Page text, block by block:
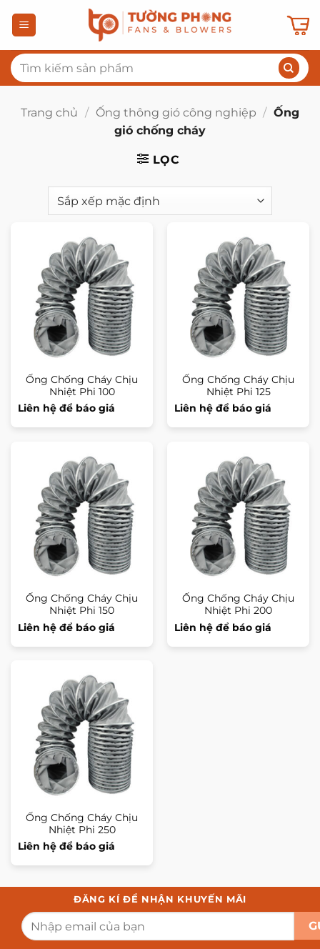
qua
dung
Tìm
kiếm:
Trang chủ / Ống thông gió công nghiệp / Ống
gió chống cháy
LỌC
Ống Chống Cháy Chịu
Nhiệt Phi 100
Liên hệ để báo giá
Ống Chống Cháy Chịu
Nhiệt Phi 125
Liên hệ để báo giá
Ống Chống Cháy Chịu
Nhiệt Phi 150
Liên hệ để báo giá
Ống Chống Cháy Chịu
Nhiệt Phi 200
Liên hệ để báo giá
Ống Chống Cháy Chịu
Nhiệt Phi 250
Liên hệ để báo giá
ĐĂNG KÍ ĐỂ NHẬN KHUYẾN MÃI